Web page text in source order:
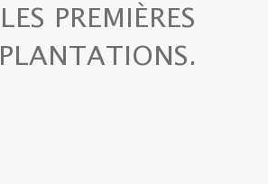
LES PREMIÈRES
PLANTATIONS.